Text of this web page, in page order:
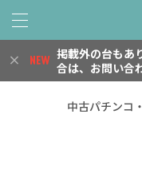
掲載外の台もあ
合は、お問い合
中古パチンコ